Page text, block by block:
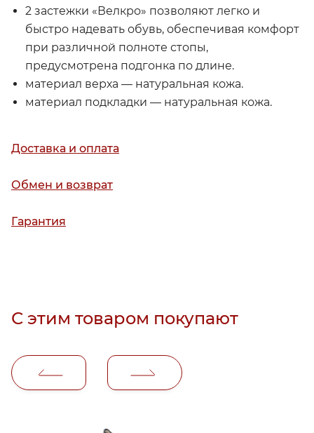
2 застежки «Велкро» позволяют легко и
быстро надевать обувь, обеспечивая комфорт
при различной полноте стопы,
предусмотрена подгонка по длине.
материал верха — натуральная кожа.
материал подкладки — натуральная кожа.
Доставка и оплата
Обмен и возврат
Гарантия
С этим товаром покупают